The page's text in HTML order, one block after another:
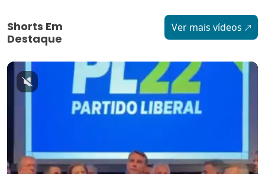
Shorts Em
Destaque
Ver mais vídeos